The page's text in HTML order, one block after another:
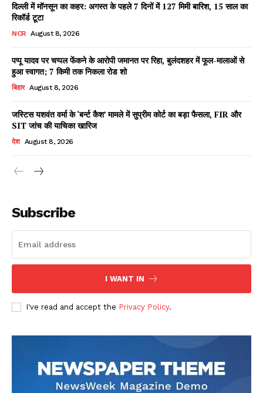
Facebook
X WhatsApp
Share
Read Latest News on AIN
दिल्ली में मॉनसून का कहर: अगस्त के पहले 7 दिनों में 127 मिमी बारिश, 15 साल का
रिकॉर्ड टूटा
NCR August 8, 2026
पप्पू यादव पर चप्पल फेंकने के आरोपी जमानत पर रिहा, बुलंदशहर में फूल-मालाओं से
हुआ स्वागत; 7 किमी तक निकला रोड शो
बिहार August 8, 2026
जस्टिस यशवंत वर्मा के ‘बर्न्ट कैश’ मामले में सुप्रीम कोर्ट का बड़ा फैसला, FIR और
SIT जांच की याचिका खारिज
देश August 8, 2026
Subscribe
I WANT IN
I've read and accept the Privacy Policy.